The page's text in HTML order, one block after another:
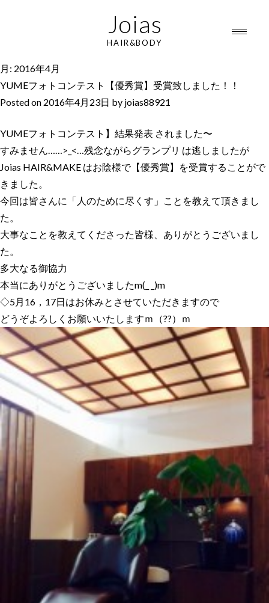
Joias
HAIR&BODY
月: 2016年4月
YUMEフォトコンテスト【優秀賞】受賞致しました！！
Posted on 2016年4月23日 by joias88921
YUMEフォトコンテスト】結果発表 されました〜
すみません……>_<…残念ながらグランプリ は逃しましたが
Joias HAIR&MAKE はお陰様で【優秀賞】を受賞することがで
きました。
今回は皆さんに「人のために尽くす」ことを教えて頂きまし
た。
大事なことを教えてくださった皆様、ありがとうございまし
た。
多大なる御協力
本当にありがとうございましたm(_ _)m
◇5月16，17日はお休みとさせていただきますので
どうぞよろしくお願いいたしますｍ（??）ｍ